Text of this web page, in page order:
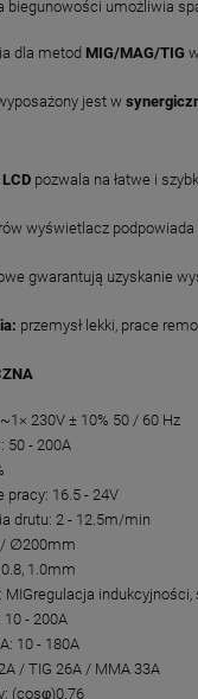
biegunowości umożliwia
dla metod MIG/MAG/TIG
jest w
pozwala na łatwe i
wyświetlacz
gwarantują uzyskanie
przemysł lekki, prace
230V ± 10% 50 / 60 Hz
50 - 200A
16.5 - 24V
drutu: 2 - 12.5m/min
/ ∅200mm
1.0mm
MIGregulacja
10 - 200A
10 - 180A
/ TIG 26A / MMA 33A
(cosφ)0.76